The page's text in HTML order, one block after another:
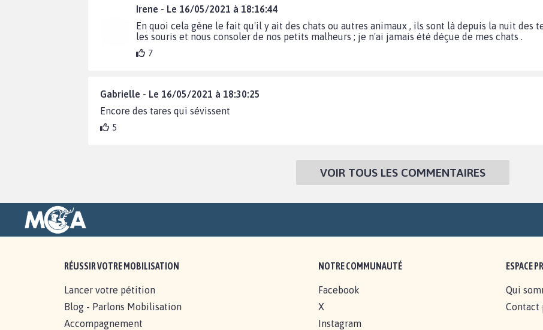
Irene - Le 16/05/2021 à 18:16:44
En quoi cela gène le fait qu'il y ait des chats ou autres animaux , ils sont là depuis la nuit des
les souris et nous consoler de nos petits malheurs ; je n'ai jamais été déçue de mes chats .
7
Gabrielle - Le 16/05/2021 à 18:30:25
Encore des tares qui sévissent
5
VOIR TOUS LES COMMENTAIRES
RÉUSSIR VOTRE MOBILISATION
Lancer votre pétition
Blog - Parlons Mobilisation
Accompagnement
NOTRE COMMUNAUTÉ
Facebook
X
Instagram
ESPACE
Qui
Contact